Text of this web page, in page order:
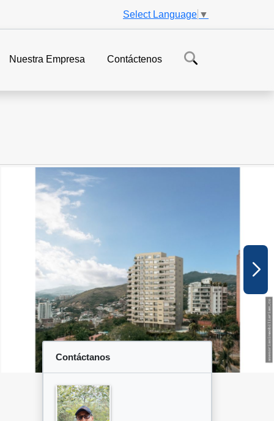
Select Language ▼
Nuestra Empresa Contáctenos
Contáctanos